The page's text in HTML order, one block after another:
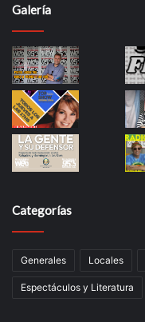
Galería
Categorías
Generales Locales
Espectáculos y Literatura